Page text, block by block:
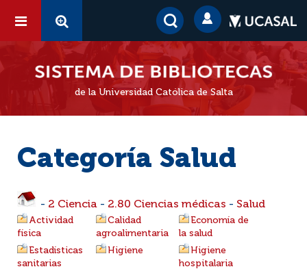
de la Universidad Católica de Salta
Categoría Salud
- 2 Ciencia - 2.80 Ciencias médicas - Salud
Actividad
física
Calidad
agroalimentaria
Economía de
la salud
Estadísticas
sanitarias
Higiene
Higiene
hospitalaria